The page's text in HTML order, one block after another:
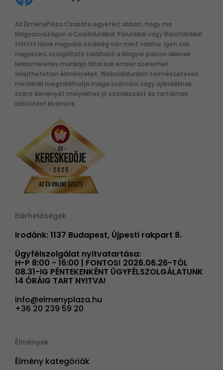
Az ÉlményPláza Csapata egyetért abban, hogy ma
Magyarországon a Családunkkal, Párunkkal vagy Barátainkkal
töltött időre nagyobb szükség van mint valaha. Igen sok
nagyszerű szolgáltató található a Magyar piacon akiknek
lelkiismeretes munkája által sok ember szerezhet
felejthetetlen élményeket. Weboldalunkon természetesen
mindenki megtalálhatja maga számára vagy ajándéknak
szánt élményét melyekhez jó szórakozást és tartalmas
időtöltést kívánunk.
Elérhetőségek
Irodánk: 1137 Budapest, Újpesti rakpart 8.
Ügyfélszolgálat nyitvatartása:
H-P 8:00 - 16:00 | FONTOS! 2026.06.26-TÓL
08.31-IG PÉNTEKENKÉNT ÜGYFÉLSZOLGÁLATUNK
14 ÓRÁIG TART NYITVA!
info@elmenyplaza.hu
+36 20 239 59 20
Élmények
Élmény kategóriák